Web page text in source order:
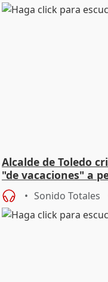
Alcalde de Toledo
"de vacaciones" a
Sonido Totales